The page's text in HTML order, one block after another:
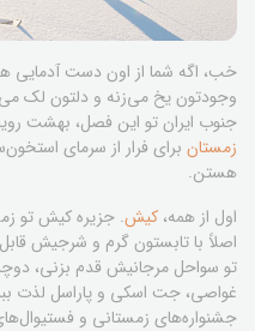
خب، اگه شما از اون دست آدمایی
وجودتون یخ می‌زنه و دلتون لک
جنوب ایران تو این فصل، بهشت
زمستان برای فرار از سرمای
هستن.
اول از همه، کیش. جزیره کیش تو
اصلاً با تابستون گرم و شرجیش
تو سواحل مرجانیش قدم بزنی،
غواصی، جت اسکی و پاراسل لذت
جشنواره‌های زمستانی و